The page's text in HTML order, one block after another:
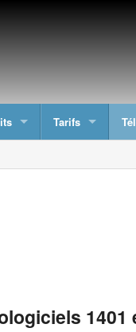
Tarifs
1401